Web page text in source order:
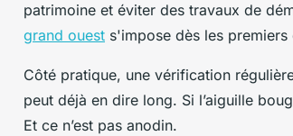
patrimoine et éviter des travaux de
grand ouest s'impose dès les premiers
Côté pratique, une vérification
peut déjà en dire long. Si l’aiguille
Et ce n’est pas anodin.